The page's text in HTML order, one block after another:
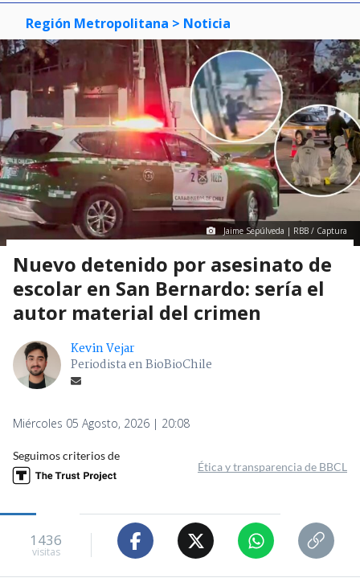
Región Metropolitana > Noticia
Jaime Sepúlveda | RBB / Captura
Nuevo detenido por asesinato de
escolar en San Bernardo: sería el
autor material del crimen
Kevin Vejar
Periodista en BioBioChile
Miércoles 05 Agosto, 2026 | 20:08
Seguimos criterios de
Ética y transparencia de BBCL
1436
visitas